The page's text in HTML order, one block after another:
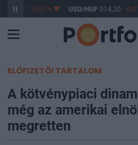
363,17 -0,61% USD/HUF314,20 -
ELŐFIZETŐI TARTALOM
A kötvénypiaci
még az amerikai
megretten